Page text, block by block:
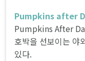
Pumpkins after
Pumpkins After
호박을 선보이는 야
있다.